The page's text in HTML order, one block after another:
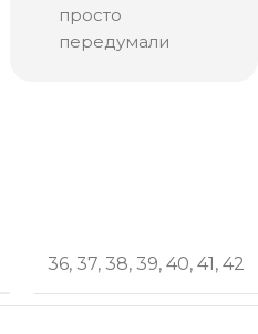
просто
передумали
36, 37, 38, 39, 40, 41, 42